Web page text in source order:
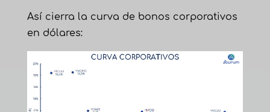
Así cierra la curva de bonos corporativos
en dólares: